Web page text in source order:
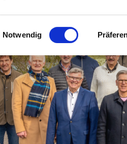
Einwilligungsauswahl
Notwendig